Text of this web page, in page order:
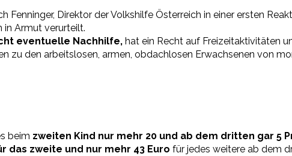
Direktor der Volkshilfe Österreich in einer ersten
in Armut verurteilt.
eventuelle Nachhilfe, hat ein Recht auf Freizeitaktivitäten
zu den arbeitslosen, armen, obdachlosen Erwachsenen von
beim zweiten Kind nur mehr 20 und ab dem dritten gar 5
das zweite und nur mehr 43 Euro für jedes weitere ab dem